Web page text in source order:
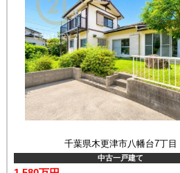
千葉県木更津市八幡台7丁目
中古一戸建て